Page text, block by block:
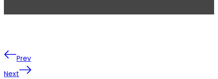
Prev
Next